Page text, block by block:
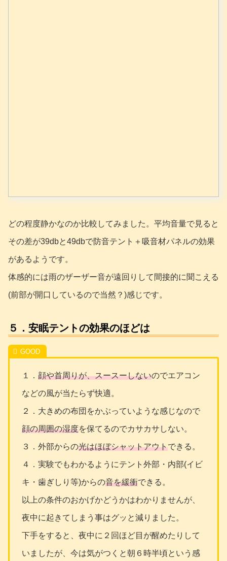
どの程度静かなのか比較してみました。平均音量で見ると
その差が39dbと49dbで防音テント＋吸音材パネルの効果
があるようです。
体感的には雨のザーザー音が遠回りして間接的に聞こえる
(前部が開口しているので当然？)感じです。
５．安眠テントの効果のほどは
１． 顔や首周りが、スースーしないのでエアコン
などの風が当たらず快適。
２．大きめの布団をかぶっていような感じなので
顔の周囲の湿度を保てるのでカサカサしない。
３．外部からの光はほぼシャットアウトできる。
４．実験でもわかるようにテント外部・内部(イビ
キ・歯ぎしり等)からの音を緩衝できる。
以上の条件のおかげかどうかはわかりませんが、
夜中に起きてしまう事はグッと減りました。
下手をすると、夜中に２回ほど目が醒めたりして
いましたが、今は気がつくと朝６時半頃という感